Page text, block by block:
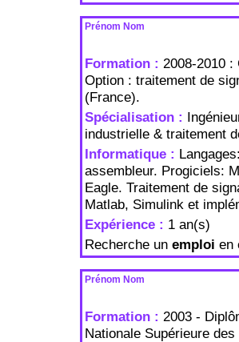
Prénom Nom
Formation : 2008-2010 :
Option : traitement de
(France).
Spécialisation :
industrielle & traitement
Informatique :
assembleur. Progiciels:
Eagle. Traitement de
Matlab, Simulink et
Expérience : 1 an(s)
Recherche un emploi en
Prénom Nom
Formation : 2003 -
Nationale Supérieure